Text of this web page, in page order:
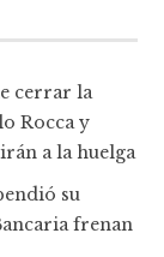
cerrar la
Rocca y
a la huelga
su
frenan